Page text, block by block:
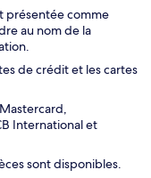
présentée comme
au nom de la
de crédit et les cartes
International et
sont disponibles.